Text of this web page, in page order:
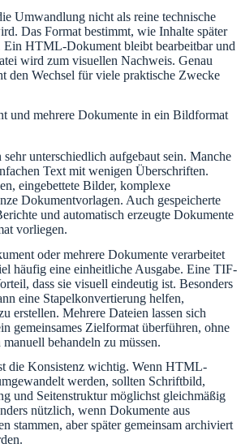
Umwandlung nicht als reine technische
Das Format bestimmt, wie Inhalte später
Ein HTML-Dokument bleibt bearbeitbar und
wird zum visuellen Nachweis. Genau
den Wechsel für viele praktische Zwecke
und mehrere Dokumente in ein Bildformat
unterschiedlich aufgebaut sein. Manche
Text mit wenigen Überschriften.
eingebettete Bilder, komplexe
Dokumentvorlagen. Auch gespeicherte
und automatisch erzeugte Dokumente
vorliegen.
oder mehrere Dokumente verarbeitet
häufig eine einheitliche Ausgabe. Eine TIF-
dass sie visuell eindeutig ist. Besonders
eine Stapelkonvertierung helfen,
erstellen. Mehrere Dateien lassen sich
gemeinsames Zielformat überführen, ohne
behandeln zu müssen.
die Konsistenz wichtig. Wenn HTML-
werden, sollten Schriftbild,
und Seitenstruktur möglichst gleichmäßig
nützlich, wenn Dokumente aus
stammen, aber später gemeinsam archiviert